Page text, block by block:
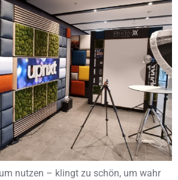
nutzen – klingt zu schön, um wahr